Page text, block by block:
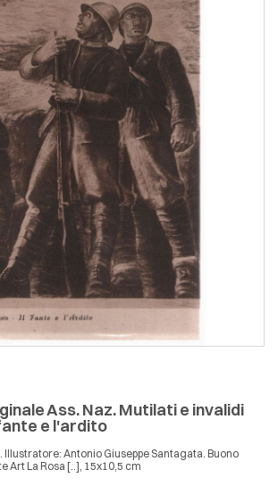
Ass. Naz. Mutilati e invalidi
e l'ardito
Art La Rosa [..], 15x10,5 cm